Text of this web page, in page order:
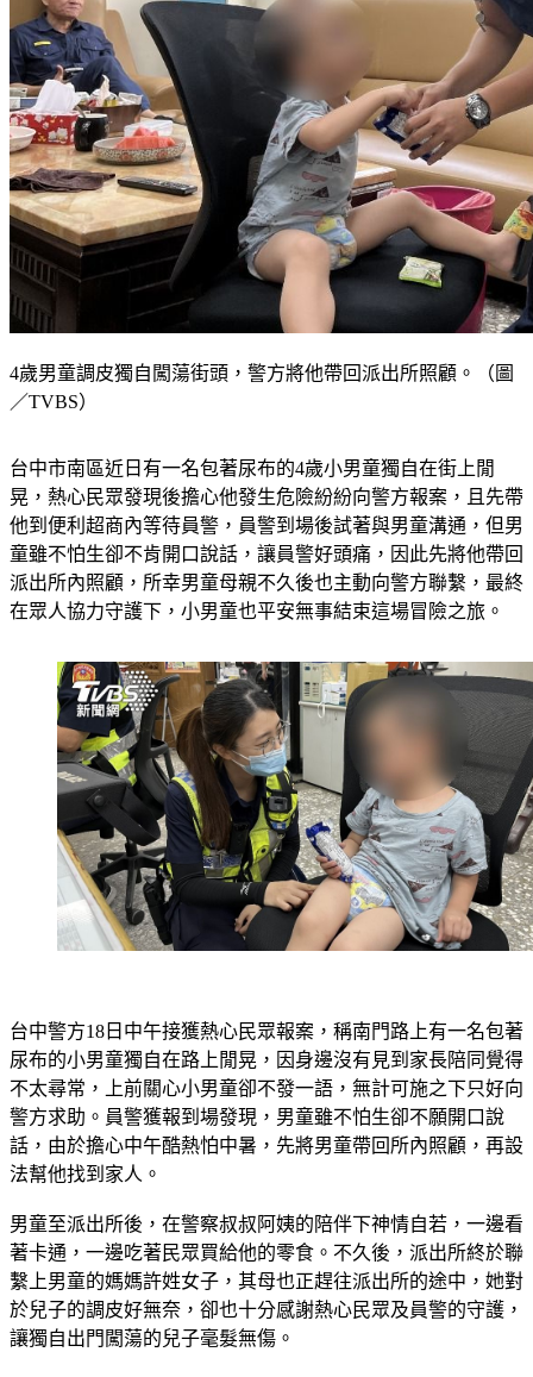
／TVBS）
晃，熱心民眾發現後擔心他發生危險紛紛向警方報案，且先帶
他到便利超商內等待員警，員警到場後試著與男童溝通，但男
童雖不怕生卻不肯開口說話，讓員警好頭痛，因此先將他帶回
派出所內照顧，所幸男童母親不久後也主動向警方聯繫，最終
在眾人協力守護下，小男童也平安無事結束這場冒險之旅。
尿布的小男童獨自在路上閒晃，因身邊沒有見到家長陪同覺得
不太尋常，上前關心小男童卻不發一語，無計可施之下只好向
警方求助。員警獲報到場發現，男童雖不怕生卻不願開口說
話，由於擔心中午酷熱怕中暑，先將男童帶回所內照顧，再設
法幫他找到家人。
著卡通，一邊吃著民眾買給他的零食。不久後，派出所終於聯
繫上男童的媽媽許姓女子，其母也正趕往派出所的途中，她對
於兒子的調皮好無奈，卻也十分感謝熱心民眾及員警的守護，
讓獨自出門闖蕩的兒子毫髮無傷。